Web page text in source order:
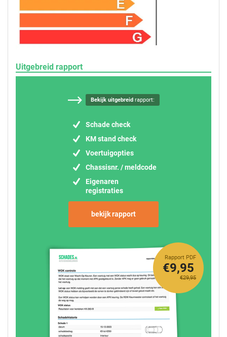
Uitgebreid rapport
Bekijk uitgebreidrapport:
Schade check
KM stand check
Voertuigopties
Chassisnr. / meldcode
Eigenaren
registraties
bekijk rapport
Rapport PDF
€29,95
€9,95